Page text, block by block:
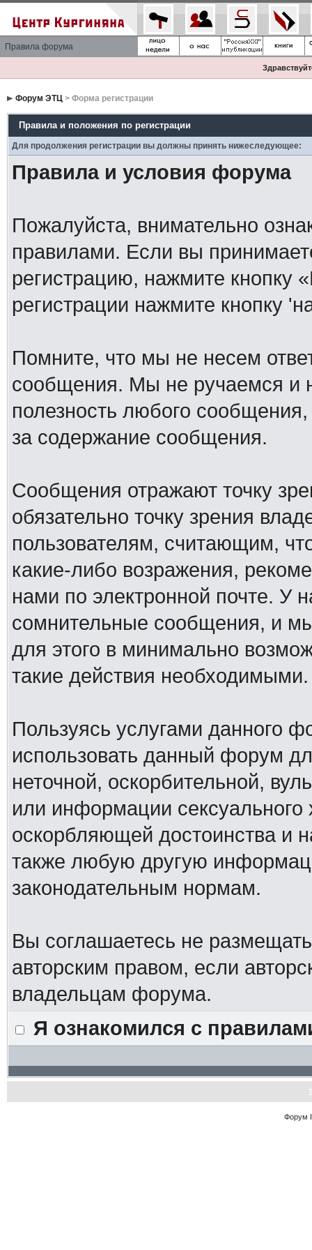
Правила форума
Форум ЭТЦ> Форма регистрации
Правила и положения по регистрации
Для продолжения регистрации вы должны принять нижеследующее:
Правила и условия форума
Пожалуйста, внимательно
правилами. Если вы
регистрацию, нажмите кнопку
регистрации нажмите кнопку
Помните, что мы не несем
сообщения. Мы не ручаемся и
полезность любого
за содержание сообщения.
Сообщения отражают точку
обязательно точку зрения
пользователям, считающим,
какие-либо возражения,
нами по электронной почте. У
сомнительные сообщения, и
для этого в минимально
такие действия необходимыми.
Пользуясь услугами данного
использовать данный форум
неточной, оскорбительной,
или информации
оскорбляющей достоинства и
также любую другую
законодательным нормам.
Вы соглашаетесь не
авторским правом, если
владельцам форума.
Я ознакомился с
Форум